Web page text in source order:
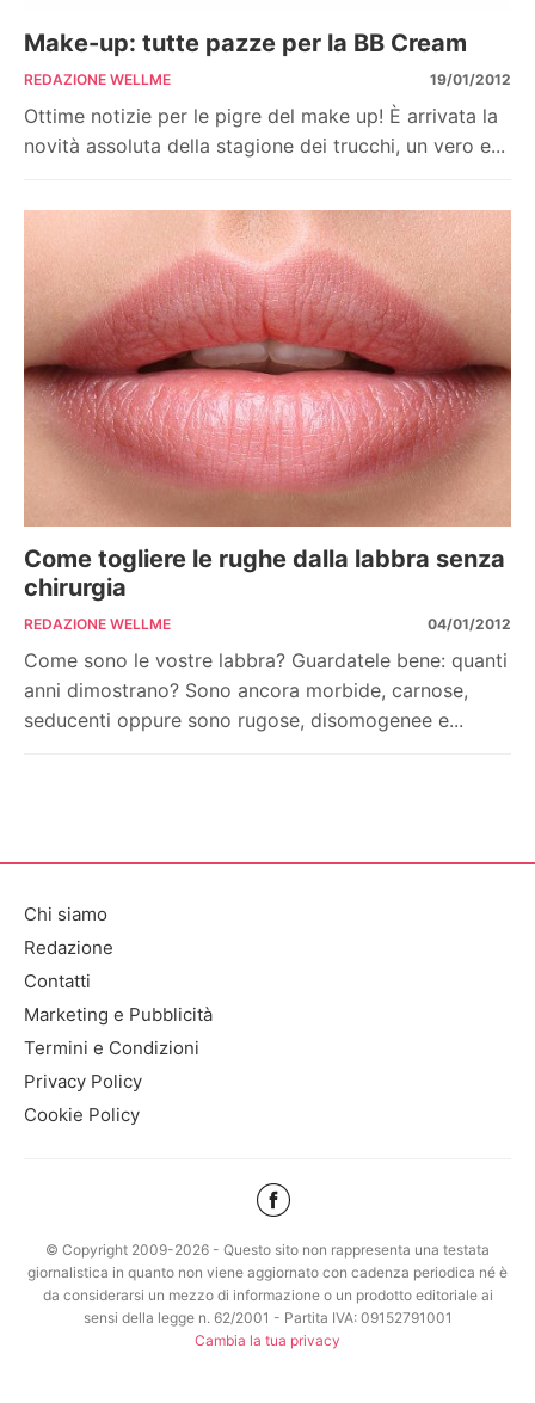
Make-up: tutte pazze per la BB Cream
REDAZIONE WELLME 19/01/2012
Ottime notizie per le pigre del make up! È arrivata la
novità assoluta della stagione dei trucchi, un vero e...
Come togliere le rughe dalla labbra senza
chirurgia
REDAZIONE WELLME 04/01/2012
Come sono le vostre labbra? Guardatele bene: quanti
anni dimostrano? Sono ancora morbide, carnose,
seducenti oppure sono rugose, disomogenee e...
Chi siamo
Redazione
Contatti
Marketing e Pubblicità
Termini e Condizioni
Privacy Policy
Cookie Policy
© Copyright 2009-2026 - Questo sito non rappresenta una testata
giornalistica in quanto non viene aggiornato con cadenza periodica né è
da considerarsi un mezzo di informazione o un prodotto editoriale ai
sensi della legge n. 62/2001 - Partita IVA: 09152791001
Cambia la tua privacy